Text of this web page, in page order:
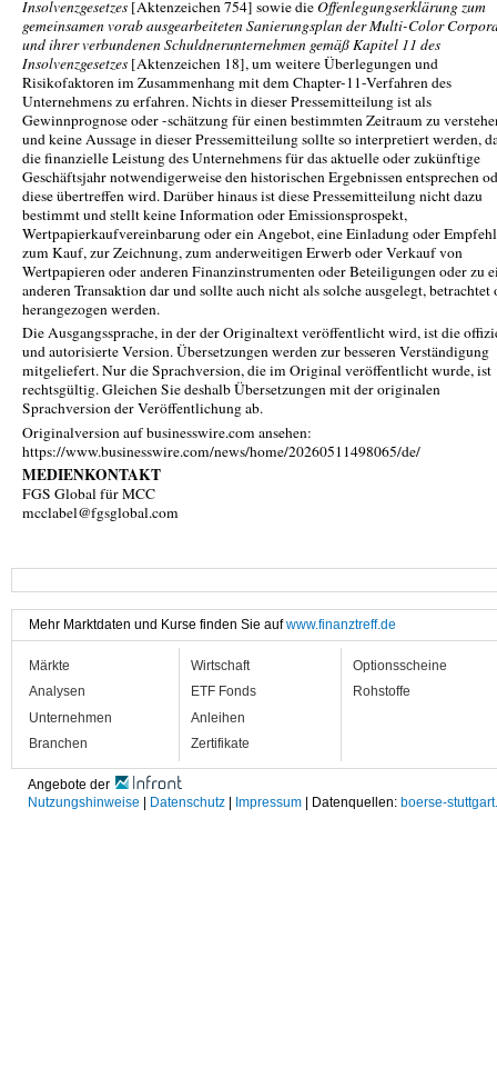
Insolvenzgesetzes [Aktenzeichen 754] sowie dieOffenlegungserklärung zum
gemeinsamen vorab ausgearbeiteten Sanierungsplan der Multi-Color
und ihrer verbundenen Schuldnerunternehmen gemäß Kapitel 11 des
Insolvenzgesetzes [Aktenzeichen 18], um weitere Überlegungen und
Risikofaktoren im Zusammenhang mit dem Chapter-11-Verfahren des
Unternehmens zu erfahren. Nichts in dieser Pressemitteilung ist als
Gewinnprognose oder -schätzung für einen bestimmten Zeitraum zu
und keine Aussage in dieser Pressemitteilung sollte so interpretiert werden,
die finanzielle Leistung des Unternehmens für das aktuelle oder zukünftige
Geschäftsjahr notwendigerweise den historischen Ergebnissen entsprechen
diese übertreffen wird. Darüber hinaus ist diese Pressemitteilung nicht dazu
bestimmt und stellt keine Information oder Emissionsprospekt,
Wertpapierkaufvereinbarung oder ein Angebot, eine Einladung oder
zum Kauf, zur Zeichnung, zum anderweitigen Erwerb oder Verkauf von
Wertpapieren oder anderen Finanzinstrumenten oder Beteiligungen oder zu
anderen Transaktion dar und sollte auch nicht als solche ausgelegt, betrachtet
herangezogen werden.
Die Ausgangssprache, in der der Originaltext veröffentlicht wird, ist die
und autorisierte Version. Übersetzungen werden zur besseren Verständigung
mitgeliefert. Nur die Sprachversion, die im Original veröffentlicht wurde, ist
rechtsgültig. Gleichen Sie deshalb Übersetzungen mit der originalen
Sprachversion der Veröffentlichung ab.
Originalversion auf businesswire.com ansehen:
https://www.businesswire.com/news/home/20260511498065/de/
MEDIENKONTAKT
FGS Global für MCC
mcclabel@fgsglobal.com
Mehr Marktdaten und Kurse finden Sie aufwww.finanztreff.de
Märkte
Analysen
Unternehmen
Branchen
Wirtschaft
ETF Fonds
Anleihen
Zertifikate
Optionsscheine
Rohstoffe
Angebote der
Nutzungshinweise
Datenschutz Impressum | Datenquellen: boerse-